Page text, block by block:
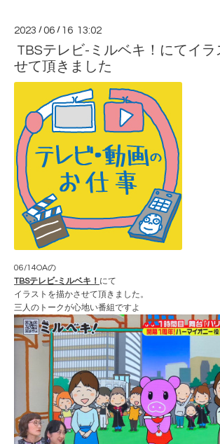
2023 /06 / 16 13:02
TBSテレビ-ミルベキ！にてイラ
せて頂きました
06/14OAの
TBSテレビ-ミルベキ！ にて
イラストを描かさせて頂きました。
三人のトークが心地い番組ですよ